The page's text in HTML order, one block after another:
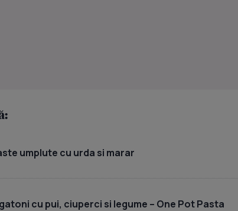
umplute cu urda si marar
cu pui, ciuperci si legume – One Pot Pasta